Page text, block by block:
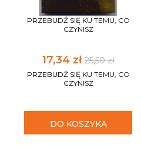
PRZEBUDŹ SIĘ KU TEMU, CO
CZYNISZ
17,34 zł25,50 zł
PRZEBUDŹ SIĘ KU TEMU, CO
CZYNISZ
DO KOSZYKA